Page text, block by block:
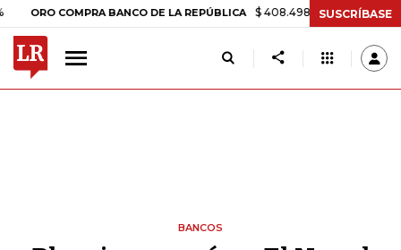
COMPRA BANCO DE LA REPÚBLICA $ 408.498,97 +$ 8.753,81
SUSCRÍBASE
BANCOS